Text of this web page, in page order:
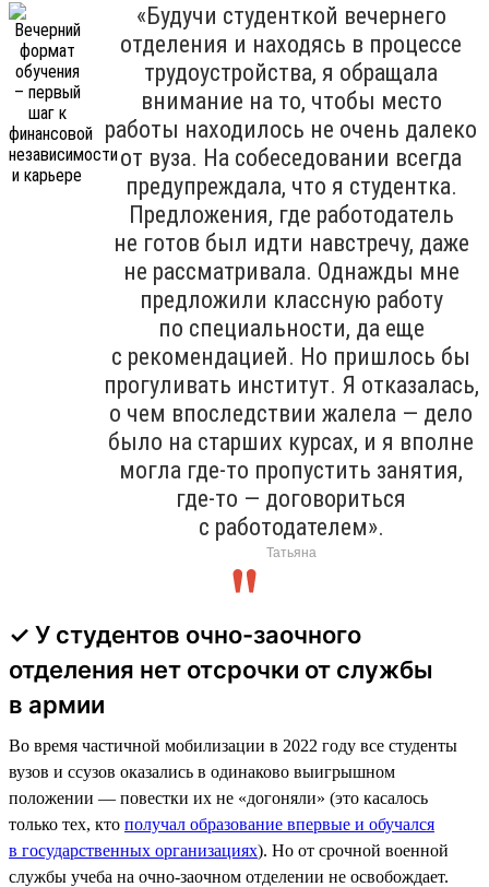
«Будучи студенткой вечернего
отделения и находясь в процессе
трудоустройства, я обращала
внимание на то, чтобы место
работы находилось не очень далеко
от вуза. На собеседовании всегда
предупреждала, что я студентка.
Предложения, где работодатель
не готов был идти навстречу, даже
не рассматривала. Однажды мне
предложили классную работу
по специальности, да еще
с рекомендацией. Но пришлось бы
прогуливать институт. Я отказалась,
о чем впоследствии жалела — дело
было на старших курсах, и я вполне
могла где-то пропустить занятия,
где-то — договориться
с работодателем».
Татьяна
✓ У студентов очно-заочного
отделения нет отсрочки от службы
в армии
Во время частичной мобилизации в 2022 году все студенты
вузов и ссузов оказались в одинаково выигрышном
положении — повестки их не «догоняли» (это касалось
только тех, кто получал образование впервые и обучался
в государственных организациях). Но от срочной военной
службы учеба на очно-заочном отделении не освобождает.